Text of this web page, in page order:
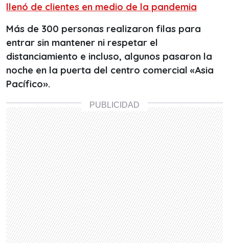
llenó de clientes en medio de la pandemia
Más de 300 personas realizaron filas para
entrar sin mantener ni respetar el
distanciamiento e incluso, algunos pasaron la
noche en la puerta del centro comercial «Asia
Pacífico».